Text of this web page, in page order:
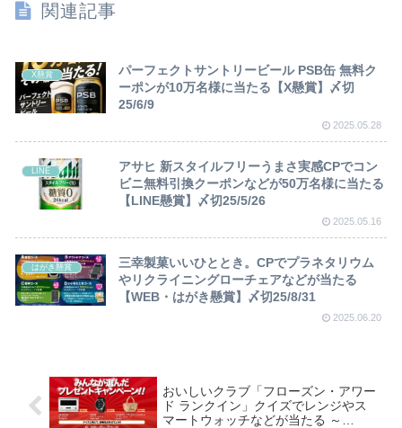
関連記事
X懸賞
パーフェクトサントリービール PSB缶 無料ク
ーポンが10万名様に当たる【X懸賞】〆切
25/6/9
2025.05.28
LINE
アサヒ 新スタイルフリーうまさ実感CPでコン
ビニ無料引換クーポンなどが50万名様に当たる
【LINE懸賞】〆切25/5/26
2025.05.16
はがき懸賞
三幸製菓いいひととき。CPでプラネタリウム
やリクライニングローチェアなどが当たる
【WEB・はがき懸賞】〆切25/8/31
2025.06.20
おいしいクラブ「フローズン・アワー
ド ランクイン」クイズでレンジやス
マートウォッチなどが当たる ～